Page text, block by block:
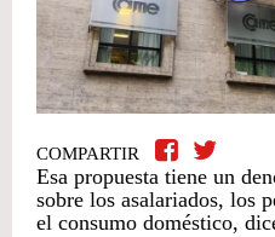
COMPARTIR
Esa propuesta tiene un
sobre los asalariados, los
el consumo doméstico,